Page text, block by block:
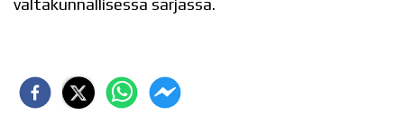
valtakunnallisessa sarjassa.